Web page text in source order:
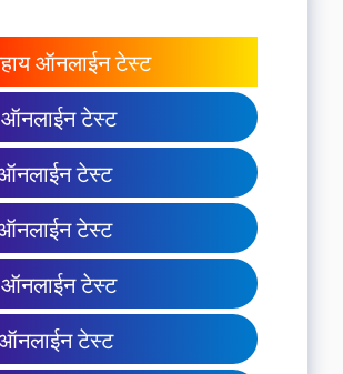
ऑनलाईन टेस्ट
ऑनलाईन टेस्ट
टेस्ट
टेस्ट
ऑनलाईन टेस्ट
टेस्ट